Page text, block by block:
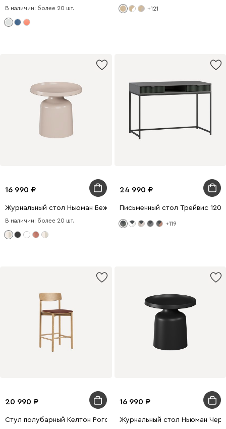
В наличии: более 20 шт. +121
16 990
Журнальный стол Ньюман Бежевый
В наличии: более 20 шт.
24 990
Письменный стол Трейвис
+119
20 990
Стул полубарный Келтон Рогожка Бордовый/Натуральный
16 990
Журнальный стол Ньюман